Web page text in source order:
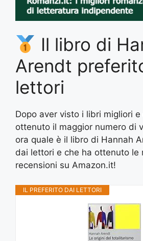
Il libro di
Arendt
lettori
Dopo aver visto i libri migliori
ottenuto il maggior numero di
ora quale è il libro di Hannah
dai lettori e che ha ottenuto le
recensioni su Amazon.it!
IL PREFERITO DAI LETTORI